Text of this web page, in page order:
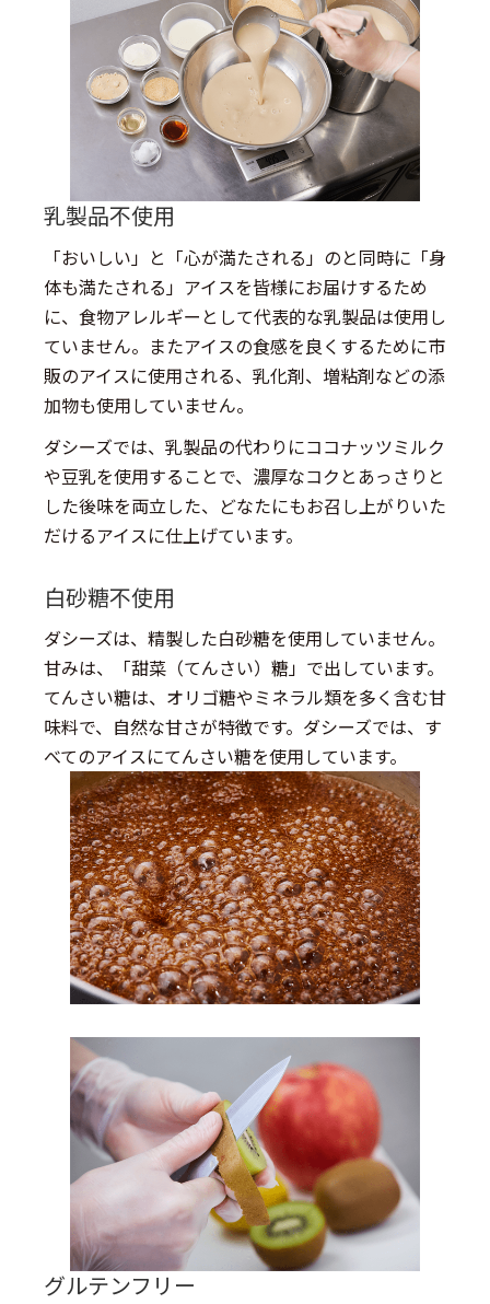
乳製品不使用
「おいしい」と「心が満たされる」のと同時に「身
体も満たされる」アイスを皆様にお届けするため
に、食物アレルギーとして代表的な乳製品は使用し
ていません。またアイスの食感を良くするために市
販のアイスに使用される、乳化剤、増粘剤などの添
加物も使用していません。
ダシーズでは、乳製品の代わりにココナッツミルク
や豆乳を使用することで、濃厚なコクとあっさりと
した後味を両立した、どなたにもお召し上がりいた
だけるアイスに仕上げています。
白砂糖不使用
ダシーズは、精製した白砂糖を使用していません。
甘みは、「甜菜（てんさい）糖」で出しています。
てんさい糖は、オリゴ糖やミネラル類を多く含む甘
味料で、自然な甘さが特徴です。ダシーズでは、す
べてのアイスにてんさい糖を使用しています。
グルテンフリー